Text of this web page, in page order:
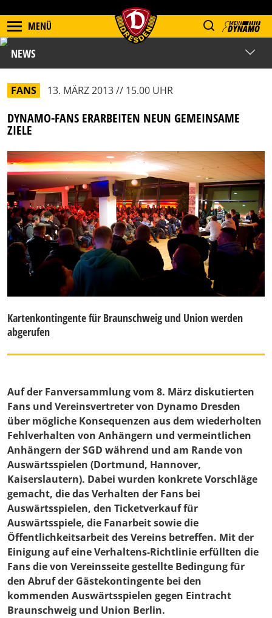
MENÜ
NEWS
FANS 13. MÄRZ 2013 // 15.00 UHR
DYNAMO-FANS ERARBEITEN NEUN GEMEINSAME
ZIELE
Kartenkontingente für Braunschweig und Union werden
abgerufen
Auf der Fanversammlung vom 8. März diskutierten
Fans und Vereinsvertreter von Dynamo Dresden
über mögliche Konsequenzen aus dem wiederholten
Fehlverhalten von Anhängern und vermeintlichen
Anhängern der SGD während und am Rande von
Auswärtsspielen (Dortmund, Hannover,
Kaiserslautern). Dabei wurden konkrete Vorschläge
gemacht, die das Verhalten der Fans bei
Auswärtsspielen, den Ticketverkauf für
Auswärtsspiele, die Fanarbeit sowie die
Öffentlichkeitsarbeit des Vereins betreffen. Mit der
Einigung auf eine Verhaltens-Richtlinie erfüllten die
Fans die von Vereinsseite gestellte Bedingung für
den Abruf der Gästekontingente bei den
kommenden Auswärtsspielen gegen Eintracht
Braunschweig und Union Berlin.